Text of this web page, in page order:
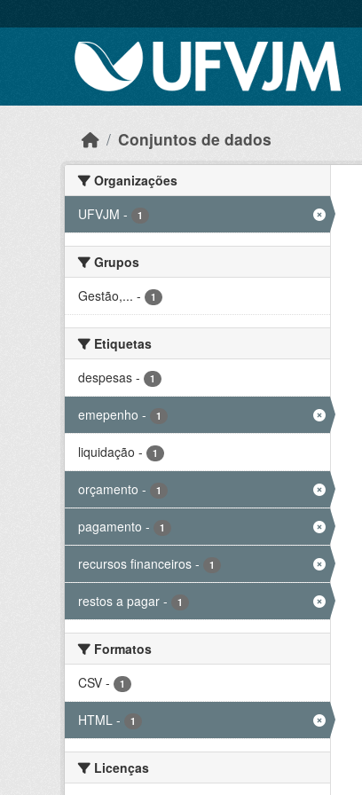
Conjuntos de dados
Organizações
UFVJM - 1
Grupos
Gestão,... - 1
Etiquetas
despesas - 1
emepenho - 1
liquidação - 1
orçamento - 1
pagamento - 1
recursos financeiros - 1
restos a pagar - 1
Formatos
CSV - 1
HTML - 1
Licenças